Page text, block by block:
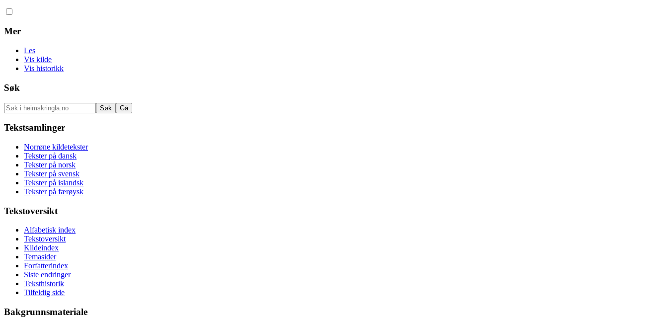
Mer
Les
Vis kilde
Vis historikk
Søk
Tekstsamlinger
Norrøne kildetekster
Tekster på dansk
Tekster på norsk
Tekster på svensk
Tekster på islandsk
Tekster på færøysk
Tekstoversikt
Alfabetisk index
Tekstoversikt
Kildeindex
Temasider
Forfatterindex
Siste endringer
Teksthistorik
Tilfeldig side
Bakgrunnsmateriale